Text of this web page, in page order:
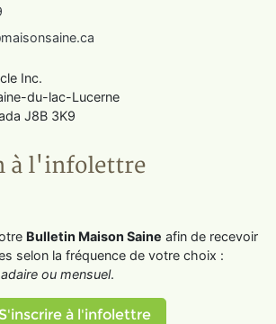
Inc.
du-lac-Lucerne
J8B 3K9
à l'infolettre
Bulletin Maison Saine afin de recevoir
selon la fréquence de votre choix :
ou mensuel.
S'inscrire à l'infolettre